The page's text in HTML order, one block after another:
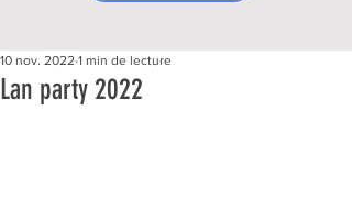
Lan party 2022
10 nov. 2022 1 min de lecture